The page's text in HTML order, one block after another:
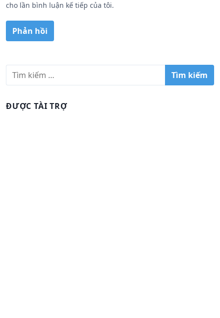
cho lần bình luận kế tiếp của tôi.
iĐƯỢC TÀI TRỢ